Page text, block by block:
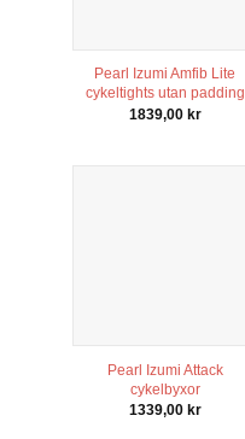
Pearl Izumi Amfib Lite
cykeltights utan padding
1839,00 kr
Pearl Izumi Attack
cykelbyxor
1339,00 kr
Statistik
För att vi
ska kunna
För att vår